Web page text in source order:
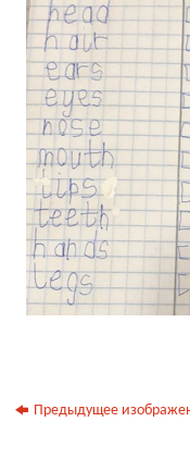
Предыдущее